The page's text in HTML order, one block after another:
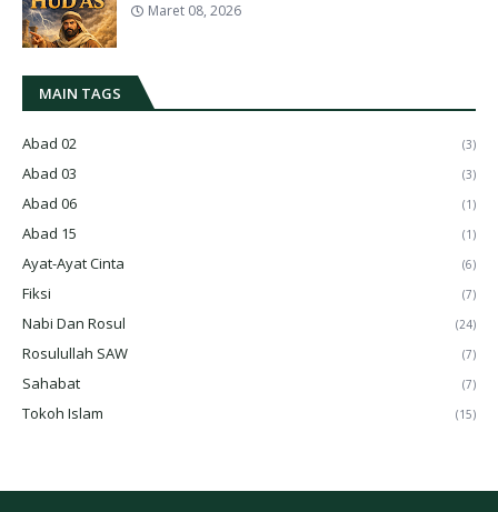
Maret 08, 2026
MAIN TAGS
Abad 02 (3)
Abad 03 (3)
Abad 06 (1)
Abad 15 (1)
Ayat-Ayat Cinta (6)
Fiksi (7)
Nabi Dan Rosul (24)
Rosulullah SAW (7)
Sahabat (7)
Tokoh Islam (15)